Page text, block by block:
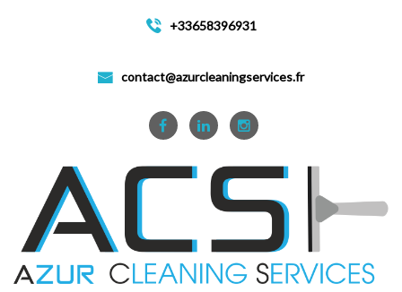
+33658396931
contact@azurcleaningservices.fr